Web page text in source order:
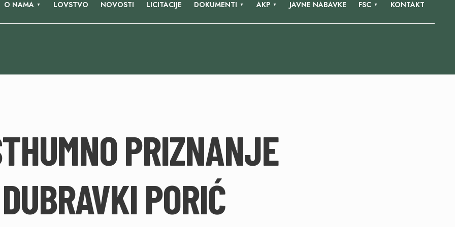
O NAMA LOVSTVO NOVOSTI LICITACIJE DOKUMENTI AKP JAVNE NABAVKE FSC KONTAKT
PRIZNANJE
DUBRAVKI PORIĆ